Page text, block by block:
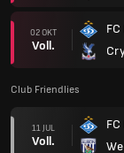
02 OKT
Voll.
Club Friendlies
11 JUL
Voll.